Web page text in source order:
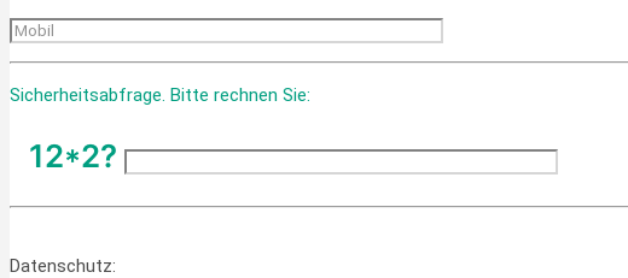
Sicherheitsabfrage. Bitte rechnen Sie:
12*2?
Datenschutz: